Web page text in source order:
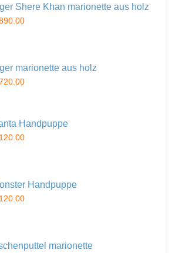
Shere Khan marionette aus holz
marionette aus holz
Handpuppe
Handpuppe
marionette